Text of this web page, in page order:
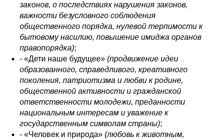
законов, о последствиях нарушения законов,
важности безусловного соблюдения
общественного порядка, нулевой терпимости к
бытовому насилию, повышение имиджа органов
правопорядка);
- «Дети наше будущее» (продвижение идеи
образованного, справедливого, креативного
поколения, патриотизма и любви к родине,
общественной активности и гражданской
ответственности молодежи, преданности
национальным интересам и уважение к
государственным символам страны);
- «Человек и природа» (любовь к животным,